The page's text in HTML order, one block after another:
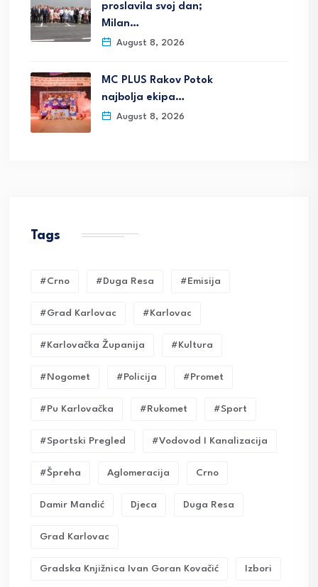
proslavila svoj dan;
Milan…
August 8, 2026
MC PLUS Rakov Potok
najbolja ekipa…
August 8, 2026
Tags
#crno #duga Resa #emisija
#grad Karlovac #karlovac
#karlovačka Županija #kultura
#nogomet #policija #promet
#pu Karlovačka #rukomet #sport
#sportski Pregled #vodovod I Kanalizacija
#Špreha Aglomeracija Crno
Damir Mandić Djeca Duga Resa
Grad Karlovac
Gradska Knjižnica Ivan Goran Kovačić Izbori